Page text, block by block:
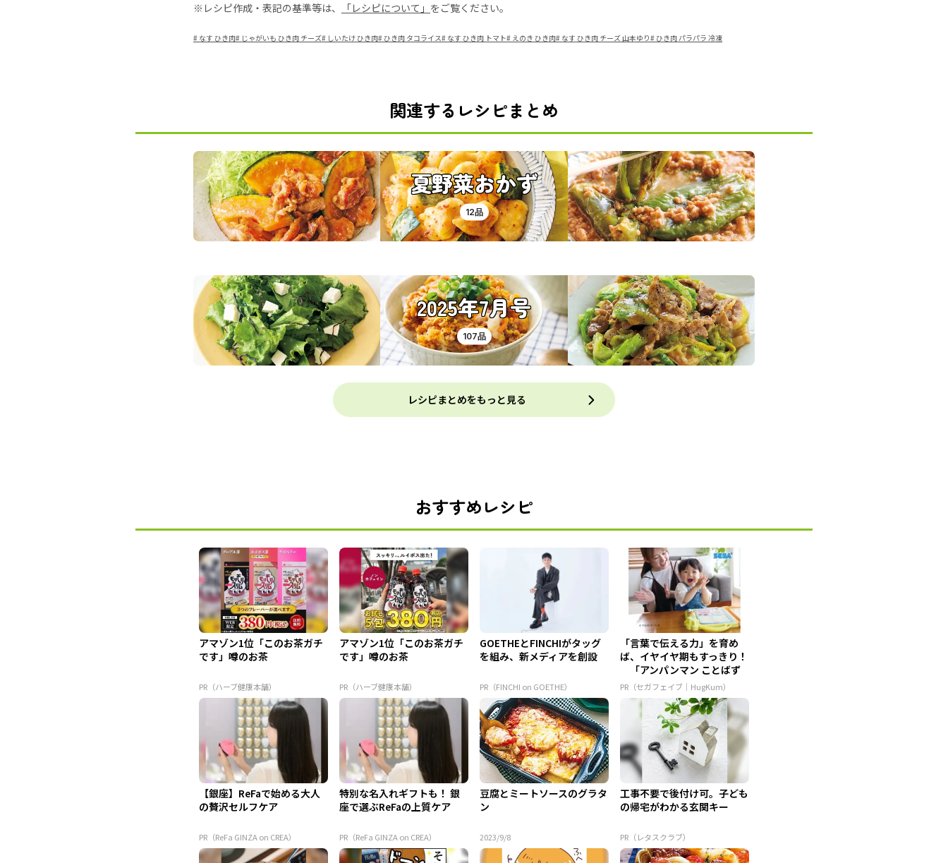
※レシピ作成・表記の基準等は、
「レシピについて」 をご覧ください。
# なす ひき肉# じゃがいも ひき肉 チーズ# しいたけ ひき肉# ひき肉 タコライス# なす ひき肉 トマト# えのき ひき肉# なす ひき肉 チーズ 山本ゆり# ひき肉 パラパラ 冷凍
関連するレシピまとめ
夏野菜おかず
12品
2025年7月号
107品
レシピまとめをもっと見る
おすすめレシピ
アマゾン1位「このお茶ガチ
です」噂のお茶
PR（ハーブ健康本舗）
アマゾン1位「このお茶ガチ
です」噂のお茶
PR（ハーブ健康本舗）
GOETHEとFINCHIがタッグ
を組み、新メディアを創設
PR（FINCHI on GOETHE）
「言葉で伝える力」を育め
ば、イヤイヤ期もすっきり！
「アンパンマン ことばず
かん...
PR（セガフェイブ｜HugKum）
【銀座】ReFaで始める大人
の贅沢セルフケア
PR（ReFa GINZA on CREA）
特別な名入れギフトも！ 銀
座で選ぶReFaの上質ケア
PR（ReFa GINZA on CREA）
豆腐とミートソースのグラタ
ン
2023/9/8
工事不要で後付け可。子ども
の帰宅がわかる玄関キー
PR（レタスクラブ）